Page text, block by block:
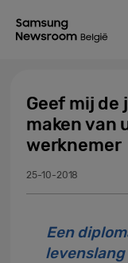
Geef mij
maken van
werknemer
25-10-2018
Een